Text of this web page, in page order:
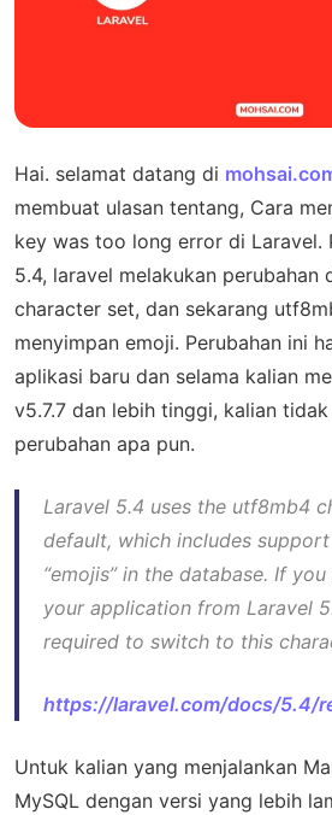
Hai. selamat datang di
membuat ulasan tentang, Cara
key was too long error di Laravel.
5.4, laravel melakukan perubahan
character set, dan sekarang
menyimpan emoji. Perubahan ini
aplikasi baru dan selama kalian
v5.7.7 dan lebih tinggi, kalian
perubahan apa pun.
Laravel 5.4 uses the utf8mb4
default, which includes
“emojis” in the database. If
your application from Laravel
required to switch to this
https://laravel.com/docs/5.4/
Untuk kalian yang menjalankan
MySQL dengan versi yang lebih